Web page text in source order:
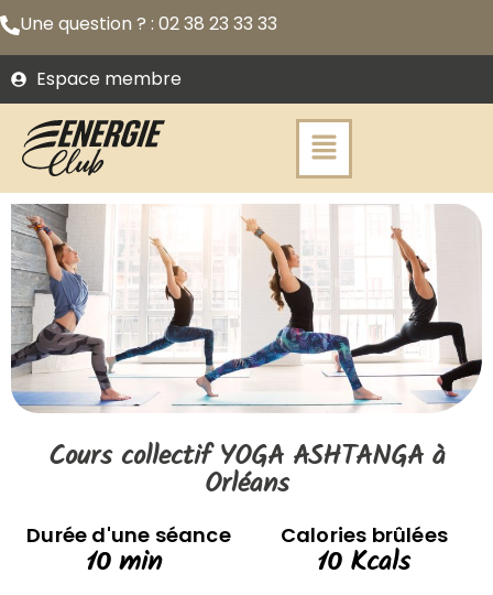
Une question ? : 02 38 23 33 33
Espace membre
Cours collectif YOGA ASHTANGA à
Orléans
Durée d'une séance
10 min
Calories brûlées
10 Kcals